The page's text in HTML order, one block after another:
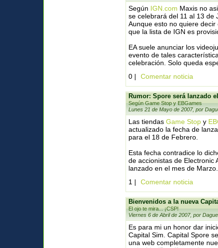
Según IGN.com Maxis no
se celebrará del 11 al 13 de
Aunque esto no quiere
que la lista de IGN es
EA suele anunciar los
evento de tales
celebración. Solo queda
0 |
Comentar noticia
Rumor: Spore será lanzado
Según Game Stop y EBGames
Lunes 21 de Mayo de 2007, por
Las tiendas Game Stopy
actualizado la fecha de
para el 18 de Febrero.
Esta fecha contradice lo
de accionistas de Electronic
lanzado en el mes de Marzo.
1 |
Comentar noticia
Bienvenidos a la nueva
El ojo te mira... ¡CSP!
Viernes 6 de Abril de 2007, por
Es para mi un honor dar
Capital Sim. Capital Spore
una web completamente